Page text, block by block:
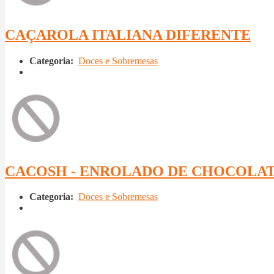
CAÇAROLA ITALIANA DIFERENTE
Categoria: Doces e Sobremesas
CACOSH - ENROLADO DE
Categoria: Doces e Sobremesas